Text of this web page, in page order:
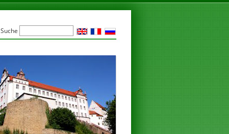
Suche